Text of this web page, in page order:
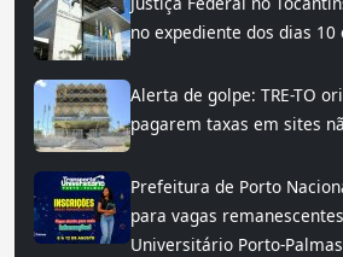
no expediente dos dias 10
Alerta de golpe: TRE-TO
pagarem taxas em sites
Prefeitura de Porto
para vagas
Universitário Porto-Palmas